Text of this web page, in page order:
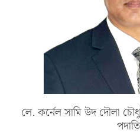
লে. কর্নেল সামি উদ দৌলা